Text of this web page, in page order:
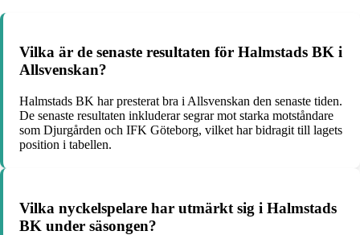
Vilka är de senaste resultaten för Halmstads BK i
Allsvenskan?
Halmstads BK har presterat bra i Allsvenskan den senaste tiden.
De senaste resultaten inkluderar segrar mot starka motståndare
som Djurgården och IFK Göteborg, vilket har bidragit till lagets
position i tabellen.
Vilka nyckelspelare har utmärkt sig i Halmstads
BK under säsongen?